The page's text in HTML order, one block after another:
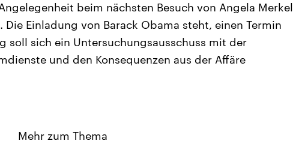
beim nächsten Besuch von Angela Merkel
Einladung von Barack Obama steht, einen Termin
soll sich ein Untersuchungsausschuss mit der
und den Konsequenzen aus der Affäre
Mehr zum Thema